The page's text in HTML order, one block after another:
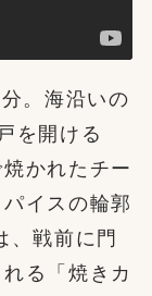
。海沿いの
を開ける
かれたチー
イスの輪郭
、戦前に門
る「焼きカ